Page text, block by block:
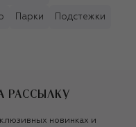
Парки Подстежки
РАССЫЛКУ
новинках и